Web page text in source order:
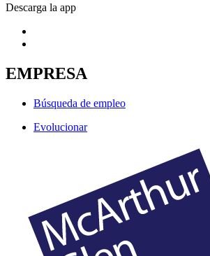
Descarga la app
EMPRESA
Búsqueda de empleo
Evolucionar